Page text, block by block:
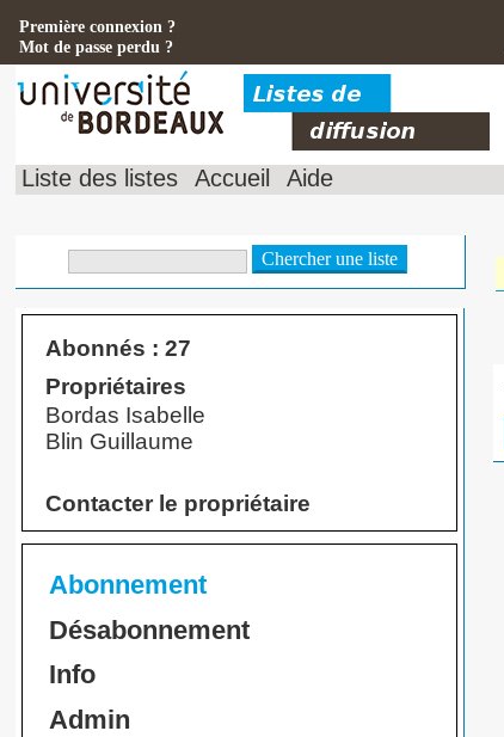
Première connexion ?
Mot de passe perdu ?
Liste des listes Accueil Aide
Abonnés : 27
Propriétaires
Bordas Isabelle
Blin Guillaume
Contacter le propriétaire
Abonnement
Désabonnement
Info
Admin